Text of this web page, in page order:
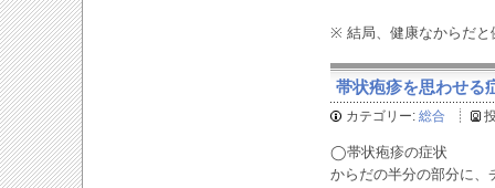
※ 結局、健康なからだと
帯状疱疹を思わせる
カテゴリー: 総合
◯帯状疱疹の症状
からだの半分の部分に、